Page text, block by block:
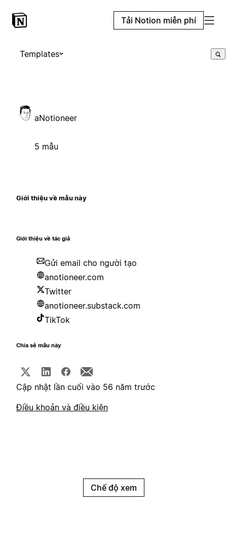
Tải Notion miễn phí
Templates
aNotioneer
5 mẫu
Giới thiệu về mẫu này
Giới thiệu về tác giả
Gửi email cho người tạo
anotioneer.com
Twitter
anotioneer.substack.com
TikTok
Chia sẻ mẫu này
Cập nhật lần cuối vào 56 năm trước
Điều khoản và điều kiện
Chế độ xem